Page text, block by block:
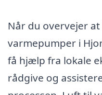
Når du overvejer
varmepumper i
få hjælp fra lokale
rådgive og